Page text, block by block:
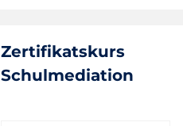
Zertifikatskurs
Schulmediation